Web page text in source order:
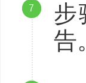
7
步
告